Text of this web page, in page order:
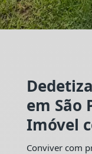
em São
Imóvel
Conviver com